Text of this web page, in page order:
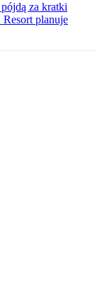
za kratki
planuje